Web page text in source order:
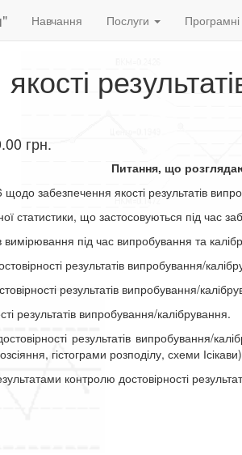
Навчання Послуги
грн.
Питання, що
забезпечення якості результатів
що застосовуються під час
вимірювання під час випробування та
результатів випробування/
результатів випробування/
результатів випробування/калібрування.
результатів випробування/
гістограми розподілу, схеми
контролю достовірності